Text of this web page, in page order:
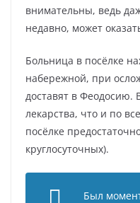
внимательны, ведь
недавно, может
Больница в посёлке
набережной, при
доставят в Феодосию.
лекарства, что и по
посёлке
круглосуточных).
Был